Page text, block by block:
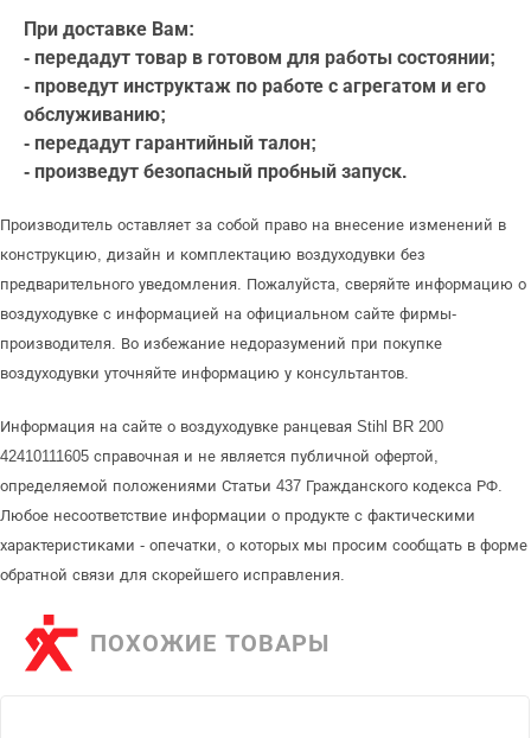
При доставке Вам:
- передадут товар в готовом для работы состоянии;
- проведут инструктаж по работе с агрегатом и его
обслуживанию;
- передадут гарантийный талон;
- произведут безопасный пробный запуск.
Производитель оставляет за собой право на внесение изменений в
конструкцию, дизайн и комплектацию воздуходувки без
предварительного уведомления. Пожалуйста, сверяйте информацию о
воздуходувке с информацией на официальном сайте фирмы-
производителя. Во избежание недоразумений при покупке
воздуходувки уточняйте информацию у консультантов.
Информация на сайте о воздуходувке ранцевая Stihl BR 200
42410111605 справочная и не является публичной офертой,
определяемой положениями Статьи 437 Гражданского кодекса РФ.
Любое несоответствие информации о продукте с фактическими
характеристиками - опечатки, о которых мы просим сообщать в форме
обратной связи для скорейшего исправления.
ПОХОЖИЕ ТОВАРЫ